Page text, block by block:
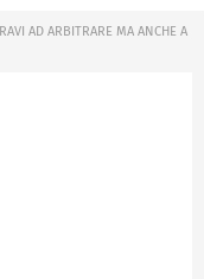
AD ARBITRARE MA ANCHE A